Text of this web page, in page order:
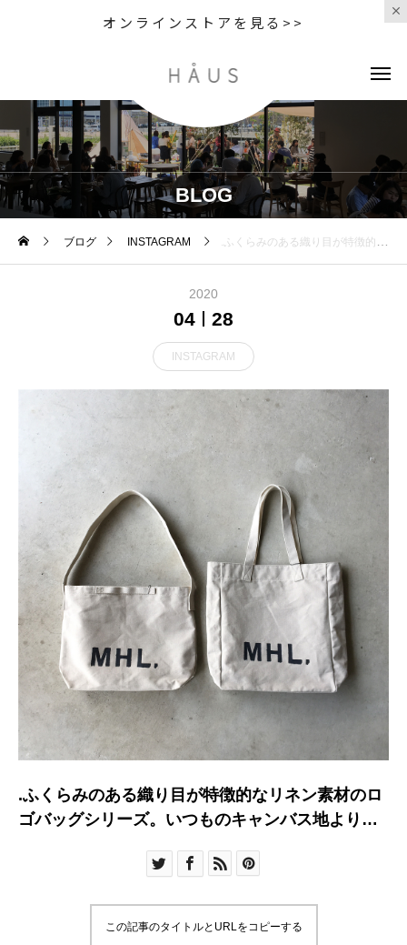
オンラインストアを見る>>
BLOG
ブログ INSTAGRAM .ふくらみのある織り目が特徴的なリネン素材のロゴバッグシリーズ。いつものキャンバス地よりもさらにしっかりと固めな素材感でハリがあります。このハリのある状態から使い込んですこしづつ柔らかくなっていくのもリネンならではの愉しみ方。定番のショルダーとメンズでも使いやすいサイズ感のトートの2型の入荷です︎ color ベージュあわせてこちらもどうぞ@haus_howell .#MHL.#HEAVY LINEN CANVAS#linen#麻#bag#hausmatsue #島根#松江
2020
04 28
INSTAGRAM
.ふくらみのある織り目が特徴的なリネン素材のロ
ゴバッグシリーズ。いつものキャンバス地よりも
す。このハリのある状態から使い込んですこしづ
み方。定番のショルダーとメンズでも使いやすい
この記事のタイトルとURLをコピーする